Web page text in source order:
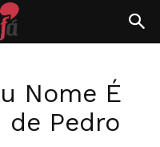
Nome É
de Pedro